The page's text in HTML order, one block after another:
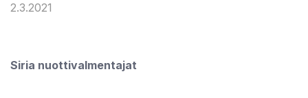
2.3.2021
Siria nuottivalmentajat